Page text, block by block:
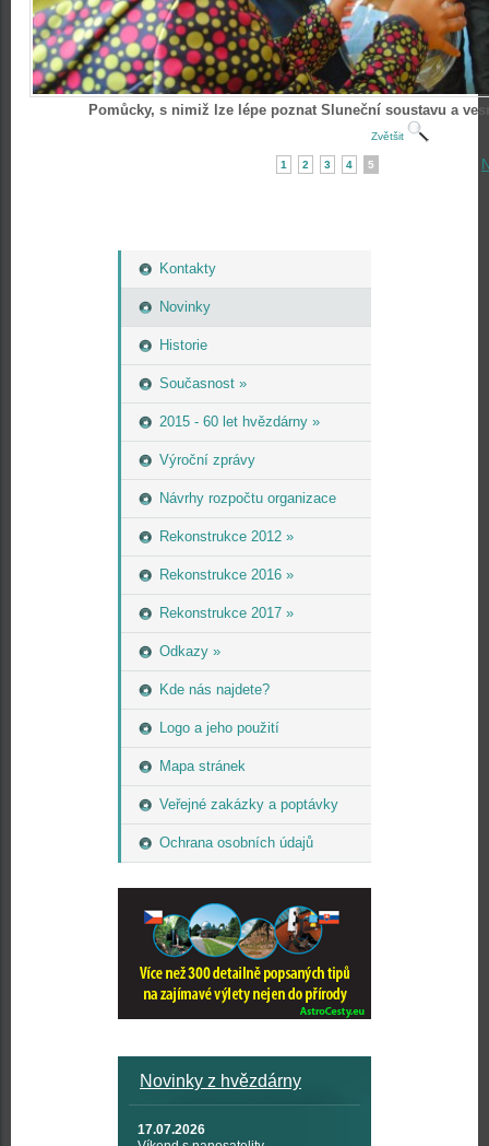
Kontakty
Novinky
Historie
Současnost »
2015 - 60 let hvězdárny »
Výroční zprávy
Návrhy rozpočtu organizace
Rekonstrukce 2012 »
Rekonstrukce 2016 »
Rekonstrukce 2017 »
Odkazy »
Kde nás najdete?
Logo a jeho použití
Mapa stránek
Veřejné zakázky a poptávky
Ochrana osobních údajů
Novinky z hvězdárny
17.07.2026
Pomůcky, s nimiž lze lépe poznat Sluneční soustavu a
Zvětšit
1 2 3 4 5